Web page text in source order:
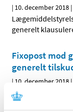
| 10. december 2018 |
generelt
Fixopost mod
generelt
| 10. december 2018 |